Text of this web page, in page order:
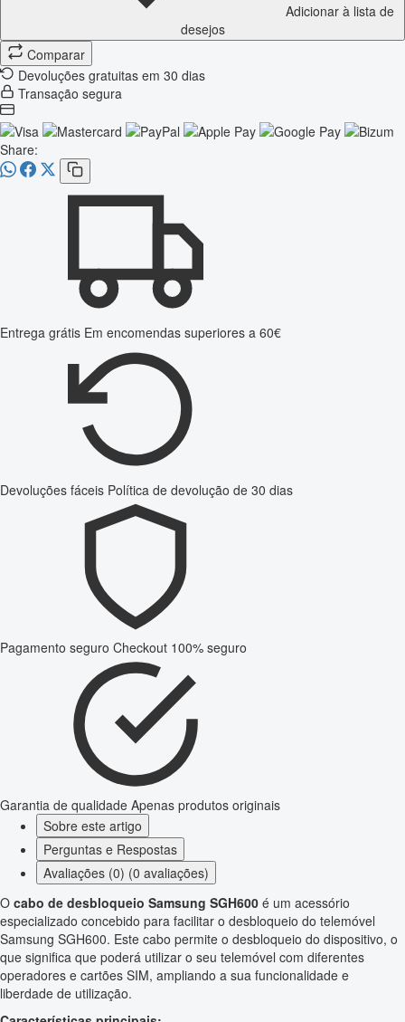
Adicionar à lista de
desejos
Comparar
Devoluções gratuitas em 30 dias
Transação segura
Share:
Entrega grátis Em encomendas superiores a 60€
Devoluções fáceis Política de devolução de 30 dias
Pagamento seguro Checkout 100% seguro
Garantia de qualidade Apenas produtos originais
Sobre este artigo
Perguntas e Respostas
Avaliações (0) (0 avaliações)
O cabo de desbloqueio Samsung SGH600 é um acessório
especializado concebido para facilitar o desbloqueio do telemóvel
Samsung SGH600. Este cabo permite o desbloqueio do dispositivo, o
que significa que poderá utilizar o seu telemóvel com diferentes
operadores e cartões SIM, ampliando a sua funcionalidade e
liberdade de utilização.